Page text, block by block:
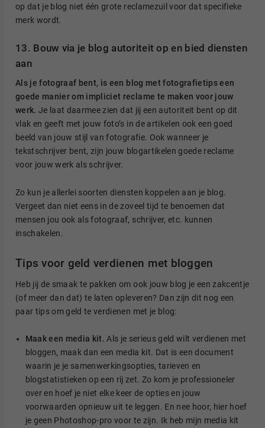
op dat je blog niet één grote reclamezuil voor dat specifieke
merk wordt.
13. Bouw via je blog autoriteit op en bied diensten
aan
Als je fotograaf bent, is een blog met fotografietips een
goede manier om impliciet reclame te maken voor jouw
werk. Je laat daarmee zien dat jij een autoriteit bent op dit
vlak en geeft met jouw foto’s in de artikelen ook een goed
beeld van jouw stijl van fotografie. Ook wanneer je
tekstschrijver bent, zijn jouw blogartikelen goede reclame
voor jouw werk als schrijver.
Zo kun je allerlei soorten diensten koppelen aan je blog.
Vergeet dan niet eens in de zoveel tijd te benoemen dat
mensen jou ook als fotograaf, schrijver, etc. kunnen
inschakelen.
Tips voor geld verdienen met bloggen
Heb jij de smaak te pakken om ook jouw blog je een zakcentje
(of meer dan dat) te laten opleveren? Dan zijn dit nog een
paar tips om geld te verdienen met je blog:
Maak een media kit. Als je serieus geld wilt verdienen met
bloggen, maak dan een media kit. Dat is een document
waarin je je samenwerkingsopties, tarieven en
blogstatistieken op een rij zet. Zo kom je professioneler
over en hoef je niet elke keer de opties en jouw
voorwaarden opnieuw uit te leggen. En nee hoor, hier hoef
je geen Photoshop-pro voor te zijn. Ik heb mijn media kit